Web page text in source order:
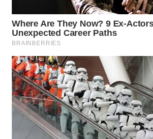
WN
CIANJUR
WN
KEPULAUAN
SERIBU
WN
TANGERANG